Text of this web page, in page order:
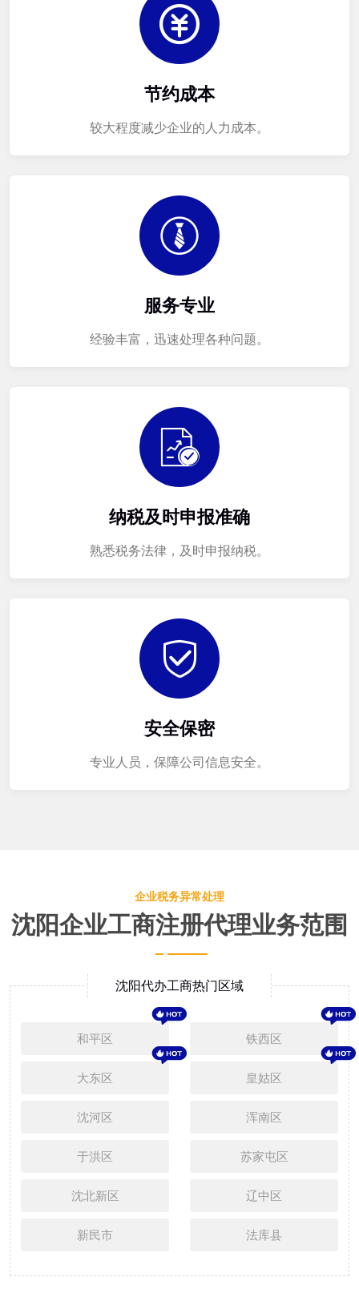
节约成本
较大程度减少企业的人力成本。
服务专业
经验丰富，迅速处理各种问题。
纳税及时申报准确
熟悉税务法律，及时申报纳税。
安全保密
专业人员，保障公司信息安全。
企业税务异常处理
沈阳企业工商注册代理业务范围
沈阳代办工商热门区域
和平区 铁西区
大东区 皇姑区
沈河区 浑南区
于洪区 苏家屯区
沈北新区 辽中区
新民市 法库县